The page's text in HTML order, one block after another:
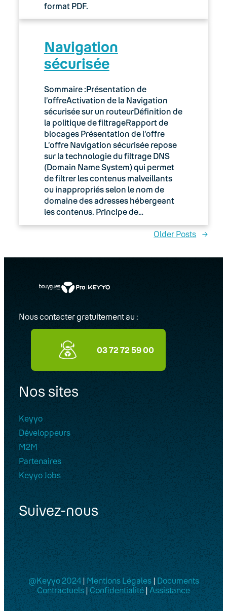
format PDF.
Navigation
sécurisée
Sommaire :Présentation de
l’offreActivation de la Navigation
sécurisée sur un routeurDéfinition de
la politique de filtrageRapport de
blocages Présentation de l’offre
L’offre Navigation sécurisée repose
sur la technologie du filtrage DNS
(Domain Name System) qui permet
de filtrer les contenus malveillants
ou inappropriés selon le nom de
domaine des adresses hébergeant
les contenus. Principe de…
Older Posts →
Nous contacter gratuitement au :
03 72 72 59 00
Nos sites
Keyyo
Développeurs
M2M
Partenaires
Keyyo Jobs
Suivez-nous
@Keyyo 2024| Mentions Légales|Documents
Contractuels|Confidentialité|Assistance